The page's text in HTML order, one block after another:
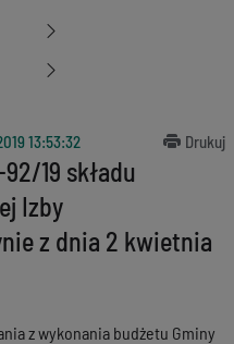
13:53:32 Drukuj
19 składu
Izby
z dnia 2 kwietnia
z wykonania budżetu Gminy